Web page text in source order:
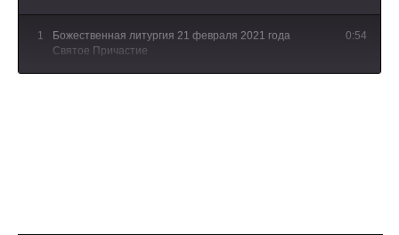
1
Божественная литургия 21 февраля 2021 года
Святое Причастие
0:54